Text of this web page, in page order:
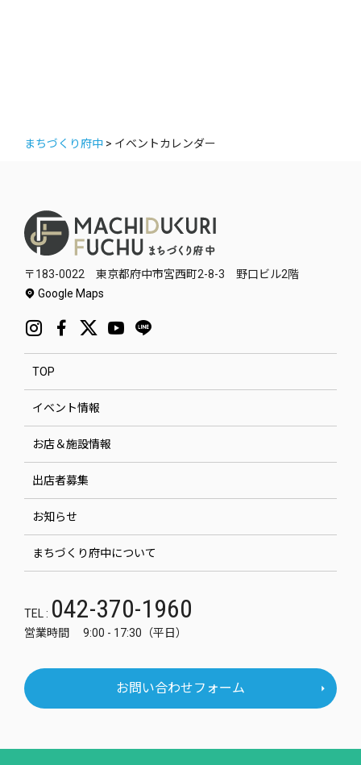
まちづくり府中 > イベントカレンダー
〒183-0022 東京都府中市宮西町2-8-3 野口ビル2階
Google Maps
TOP
イベント情報
お店＆施設情報
出店者募集
お知らせ
まちづくり府中について
TEL : 042-370-1960
営業時間 9:00 - 17:30（平日）
お問い合わせフォーム